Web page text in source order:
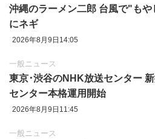
沖縄のラーメン二郎 台風で"も
にネギ
2026年8月9日14:05
一般ニュース
東京‪･‬渋谷のNHK放送センター
センター本格運用開始
2026年8月9日11:45
一般ニュース